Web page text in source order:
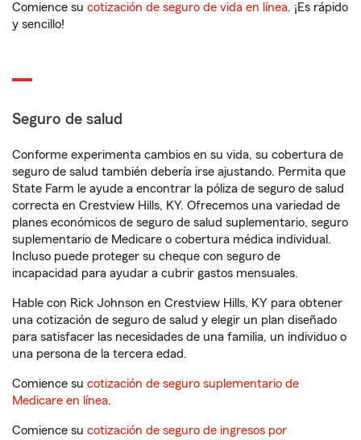
Comience su cotización de seguro de vida en línea. ¡Es rápido
y sencillo!
Seguro de salud
Conforme experimenta cambios en su vida, su cobertura de
seguro de salud también debería irse ajustando. Permita que
State Farm le ayude a encontrar la póliza de seguro de salud
correcta en Crestview Hills, KY. Ofrecemos una variedad de
planes económicos de seguro de salud suplementario, seguro
suplementario de Medicare o cobertura médica individual.
Incluso puede proteger su cheque con seguro de
incapacidad para ayudar a cubrir gastos mensuales.
Hable con Rick Johnson en Crestview Hills, KY para obtener
una cotización de seguro de salud y elegir un plan diseñado
para satisfacer las necesidades de una familia, un individuo o
una persona de la tercera edad.
Comience su cotización de seguro suplementario de
Medicare en línea.
Comience su cotización de seguro de ingresos por